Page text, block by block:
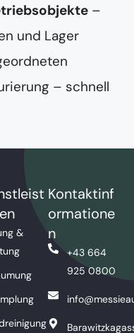
–
und Lager
– schnell
&
Kontaktinf
ormatione
n
+43 664
925 0800